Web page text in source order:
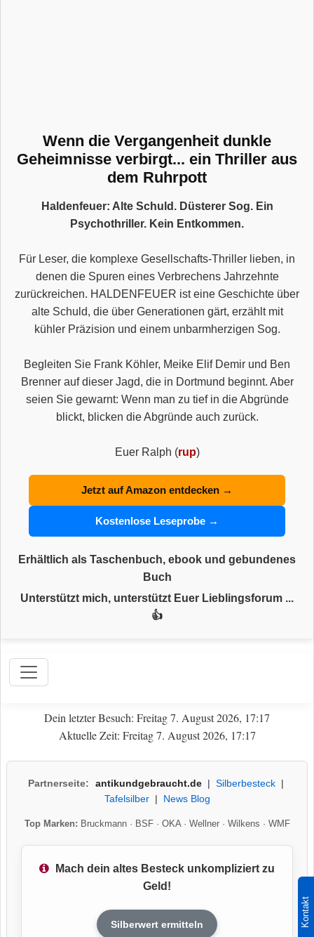
Kontakt
Wenn die Vergangenheit dunkle
Geheimnisse verbirgt... ein Thriller aus
dem Ruhrpott
Haldenfeuer: Alte Schuld. Düsterer Sog. Ein
Psychothriller. Kein Entkommen.
Für Leser, die komplexe Gesellschafts-Thriller lieben, in
denen die Spuren eines Verbrechens Jahrzehnte
zurückreichen. HALDENFEUER ist eine Geschichte über
alte Schuld, die über Generationen gärt, erzählt mit
kühler Präzision und einem unbarmherzigen Sog.
Begleiten Sie Frank Köhler, Meike Elif Demir und Ben
Brenner auf dieser Jagd, die in Dortmund beginnt. Aber
seien Sie gewarnt: Wenn man zu tief in die Abgründe
blickt, blicken die Abgründe auch zurück.
Euer Ralph (rup)
Jetzt auf Amazon entdecken →
Kostenlose Leseprobe →
Erhältlich als Taschenbuch, ebook und gebundenes
Buch
Unterstützt mich, unterstützt Euer Lieblingsforum ...
👍
Dein letzter Besuch: Freitag 7. August 2026, 17:17
Aktuelle Zeit: Freitag 7. August 2026, 17:17
Partnerseite: antikundgebraucht.de| Silberbesteck|
Tafelsilber| News Blog
Top Marken: Bruckmann· BSF· OKA· Wellner· Wilkens · WMF
Mach dein altes Besteck unkompliziert zu
Geld!
Silberwert ermitteln